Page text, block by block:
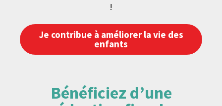
Bénéficiez d’une
!
Je contribue à améliorer la vie des
enfants